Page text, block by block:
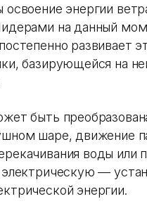
освоение энергии
на данный
развивает
базирующейся на
быть
шаре, движение
воды или
—
энергии.